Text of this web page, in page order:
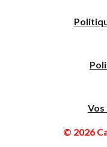
© 2026